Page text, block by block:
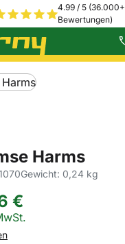
4.99 / 5 (36.000+
Bewertungen)
springen
springen
Harms
Gewicht: 0,24 kg
€